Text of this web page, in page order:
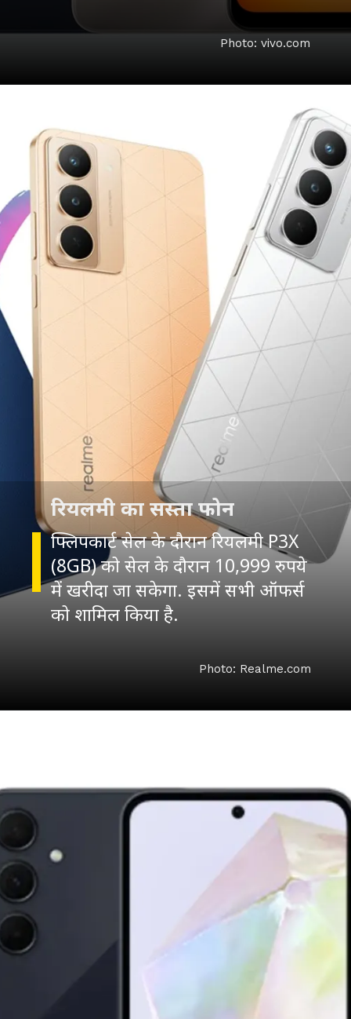
Photo: vivo.com
फ्लिपकार्ट सेल के दौरान रियलमीP3X
(8GB) को सेल के दौरान 10,999 रुपये
में खरीदा जा सकेगा. इसमें सभी ऑफर्स
को शामिल किया है.
रियलमी का सस्ता फोन
Photo: Realme.com